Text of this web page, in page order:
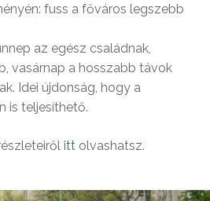
fuss a főváros legszebb
az egész családnak,
vasárnap a hosszabb távok
Idei újdonság, hogy a
is teljesíthető.
itt olvashatsz.